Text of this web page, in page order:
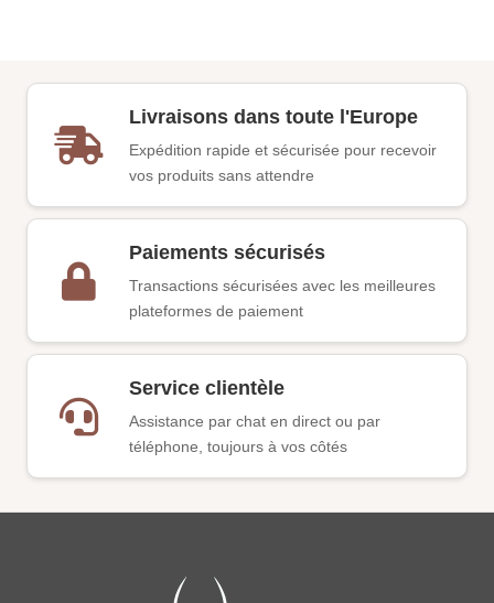
Livraisons dans toute l'Europe
Expédition rapide et sécurisée pour recevoir
vos produits sans attendre
Paiements sécurisés
Transactions sécurisées avec les meilleures
plateformes de paiement
Service clientèle
Assistance par chat en direct ou par
téléphone, toujours à vos côtés